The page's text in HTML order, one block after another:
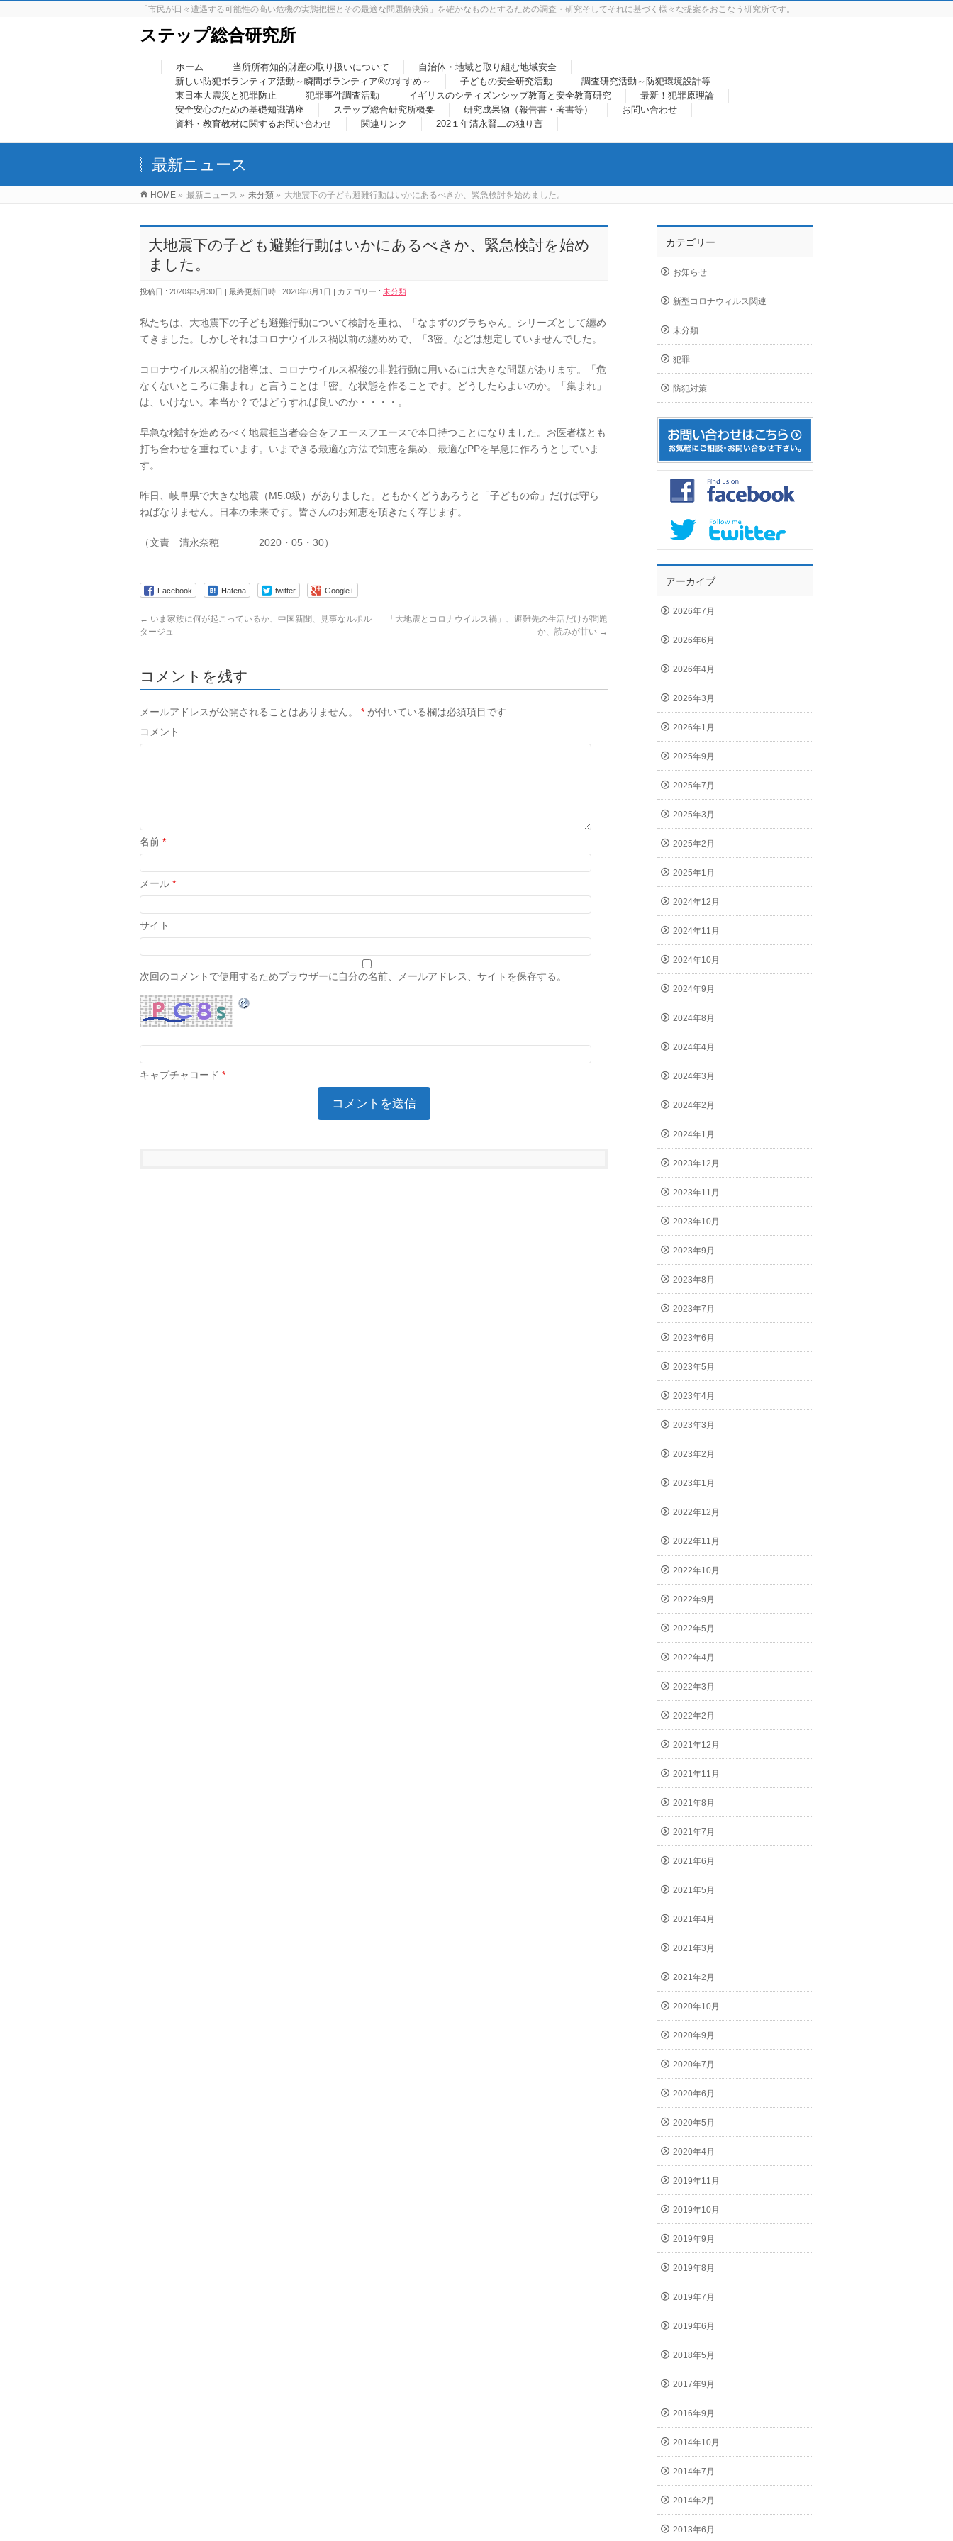
「市民が日々遭遇する可能性の高い危機の実態把握とその最適な問題解決策」を確かなものとするための調査・研究そしてそれに基づく様々な提案をおこなう研究所です。
ステップ総合研究所
ホーム 当所所有知的財産の取り扱いについて
自治体・地域と取り組む地域安全
新しい防犯ボランティア活動～瞬間ボランティア®のすすめ～
子どもの安全研究活動
調査研究活動～防犯環境設計等
東日本大震災と犯罪防止
犯罪事件調査活動 イギリスのシティズンシップ教育と安全教育研究
最新！犯罪原理論
安全安心のための基礎知識講座
ステップ総合研究所概要 研究成果物（報告書・著書等）
お問い合わせ
資料・教育教材に関するお問い合わせ
関連リンク 202１年清永賢二の独り言
最新ニュース
HOME » 最新ニュース » 未分類 » 大地震下の子ども避難行動はいかにあるべきか、緊急検討を始めました。
大地震下の子ども避難行動はいかにあるべきか、緊急検討を始め
ました。
投稿日 : 2020年5月30日 最終更新日時 : 2020年6月1日 カテゴリー : 未分類
私たちは、大地震下の子ども避難行動について検討を重ね、「なまずのグラちゃん」シリーズとして纏め
てきました。しかしそれはコロナウイルス禍以前の纏めめで、「3密」などは想定していませんでした。
コロナウイルス禍前の指導は、コロナウイルス禍後の非難行動に用いるには大きな問題があります。「危
なくないところに集まれ」と言うことは「密」な状態を作ることです。どうしたらよいのか。「集まれ」
は、いけない。本当か？ではどうすれば良いのか・・・・。
早急な検討を進めるべく地震担当者会合をフエースフエースで本日持つことになりました。お医者様とも
打ち合わせを重ねています。いまできる最適な方法で知恵を集め、最適なPPを早急に作ろうとしていま
す。
昨日、岐阜県で大きな地震（M5.0級）がありました。ともかくどうあろうと「子どもの命」だけは守ら
ねばなりません。日本の未来です。皆さんのお知恵を頂きたく存じます。
（文責 清永奈穂 2020・05・30）
Facebook Hatena twitter Google+
← いま家族に何が起こっているか、中国新聞、見事なルポル
タージュ
「大地震とコロナウイルス禍」、避難先の生活だけが問題
か、読みが甘い →
コメントを残す
メールアドレスが公開されることはありません。 * が付いている欄は必須項目です
コメント
名前 *
メール *
サイト
次回のコメントで使用するためブラウザーに自分の名前、メールアドレス、サイトを保存する。
キャプチャコード *
カテゴリー
お知らせ
新型コロナウィルス関連
未分類
犯罪
防犯対策
アーカイブ
2026年7月
2026年6月
2026年4月
2026年3月
2026年1月
2025年9月
2025年7月
2025年3月
2025年2月
2025年1月
2024年12月
2024年11月
2024年10月
2024年9月
2024年8月
2024年4月
2024年3月
2024年2月
2024年1月
2023年12月
2023年11月
2023年10月
2023年9月
2023年8月
2023年7月
2023年6月
2023年5月
2023年4月
2023年3月
2023年2月
2023年1月
2022年12月
2022年11月
2022年10月
2022年9月
2022年5月
2022年4月
2022年3月
2022年2月
2021年12月
2021年11月
2021年8月
2021年7月
2021年6月
2021年5月
2021年4月
2021年3月
2021年2月
2020年10月
2020年9月
2020年7月
2020年6月
2020年5月
2020年4月
2019年11月
2019年10月
2019年9月
2019年8月
2019年7月
2019年6月
2018年5月
2017年9月
2016年9月
2014年10月
2014年7月
2014年2月
2013年6月